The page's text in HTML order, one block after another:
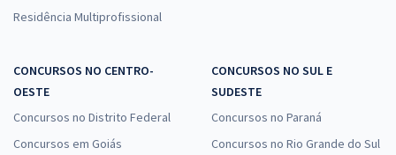
Residência Multiprofissional
CONCURSOS NO CENTRO-
OESTE
Concursos no Distrito Federal
Concursos em Goiás
CONCURSOS NO SUL E
SUDESTE
Concursos no Paraná
Concursos no Rio Grande do Sul